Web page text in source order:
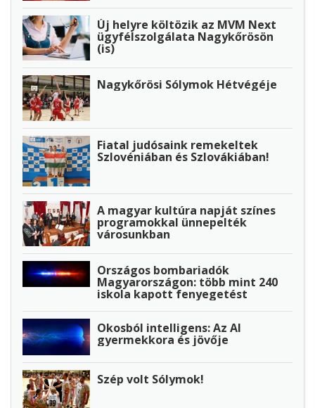
Új helyre költözik az MVM Next
ügyfélszolgálata Nagykőrösön
(is)
Nagykőrösi Sólymok Hétvégéje
Fiatal judósaink remekeltek
Szlovéniában és Szlovákiában!
A magyar kultúra napját színes
programokkal ünnepelték
városunkban
Országos bombariadók
Magyarországon: több mint 240
iskola kapott fenyegetést
Okosból intelligens: Az AI
gyermekkora és jövője
Szép volt Sólymok!